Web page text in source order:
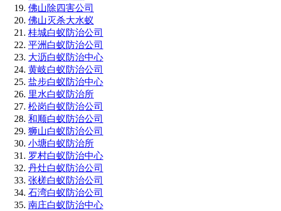
佛山除四害公司
佛山灭杀大水蚁
桂城白蚁防治公司
平洲白蚁防治公司
大沥白蚁防治中心
黄岐白蚁防治公司
盐步白蚁防治中心
里水白蚁防治所
松岗白蚁防治公司
和顺白蚁防治公司
狮山白蚁防治公司
小塘白蚁防治所
罗村白蚁防治中心
丹灶白蚁防治公司
张槎白蚁防治公司
石湾白蚁防治公司
南庄白蚁防治中心